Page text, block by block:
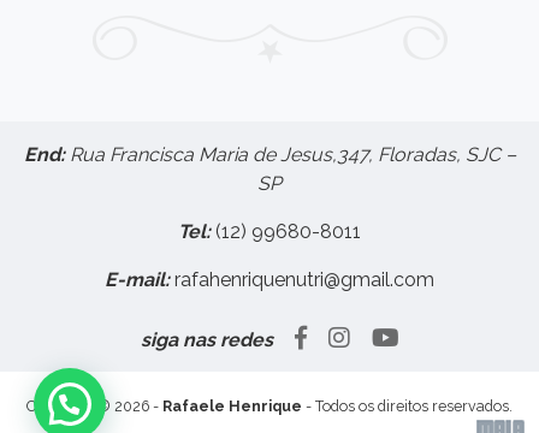
End: Rua Francisca Maria de Jesus,347, Floradas, SJC –
SP
Tel: (12) 99680-8011
E-mail:rafahenriquenutri@gmail.com
siga nas redes
Copyright © 2026 - Rafaele Henrique - Todos os direitos reservados.